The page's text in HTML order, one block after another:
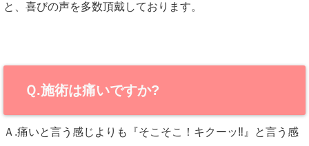
と、喜びの声を多数頂戴しております。
Ｑ.施術は痛いですか?
Ａ.痛いと言う感じよりも『そこそこ！キクーッ‼』と言う感